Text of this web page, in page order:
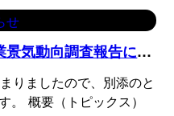
せ
令
和7年2月期 小規模企業景気動向調査報告について
りましたので、別添のと
。 概要（トピックス）